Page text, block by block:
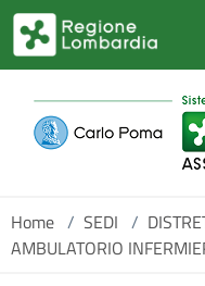
Salta al contenuto principale
Home / SEDI /
AMBULATORIO